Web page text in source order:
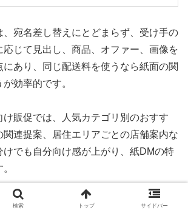
、宛名差し替えにとどまらず、受け手の
応じて見出し、商品、オファー、画像を
にあり、同じ配送料を使うなら紙面の関
効率的です。
け販促では、人気カテゴリ別のおすす
関連提案、居住エリアごとの店舗案内な
けでも自分向け感が上がり、紙DMの特
期待できる効果
検索 トップ サイドバー